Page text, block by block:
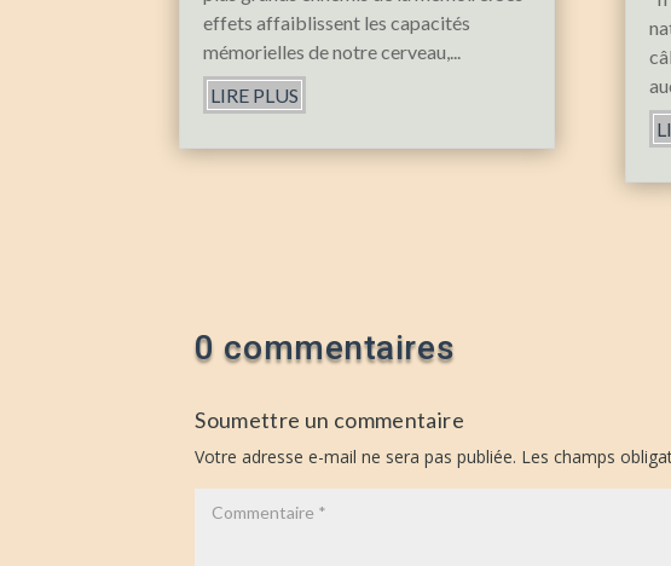
effets affaiblissent les capacités
mémorielles de notre cerveau,...
LIRE PLUS
0 commentaires
Soumettre un commentaire
Votre adresse e-mail ne sera pas publiée. Les champs